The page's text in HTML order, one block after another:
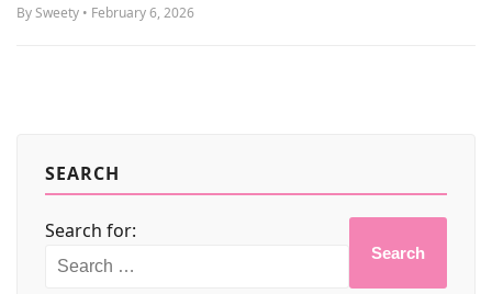
By Sweety • February 6, 2026
SEARCH
Search for:
Search